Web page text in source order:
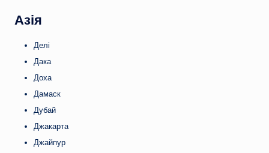
Азія
Делі
Дака
Доха
Дамаск
Дубай
Джакарта
Джайпур